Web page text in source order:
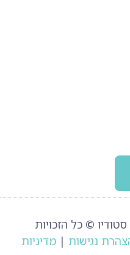
© כל הזכויות
נגישות | מדיניות